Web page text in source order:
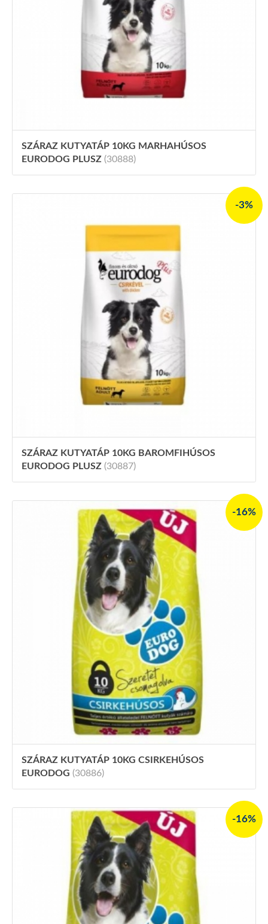
SZÁRAZ KUTYATÁP 10KG MARHAHÚSOS
EURODOG PLUSZ (30888)
-3%
SZÁRAZ KUTYATÁP 10KG BAROMFIHÚSOS
EURODOG PLUSZ (30887)
-16%
SZÁRAZ KUTYATÁP 10KG CSIRKEHÚSOS
EURODOG (30886)
-16%